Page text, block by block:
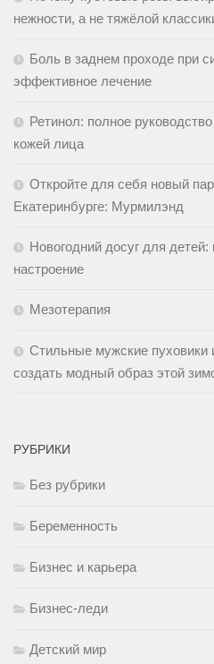
нежности, а не тяжёлой
Боль в заднем проходе при
эффективное лечение
Ретинол: полное
кожей лица
Откройте для себя новый
Екатеринбурге: Мурмилэнд
Новогодний досуг для детей:
настроение
Мезотерапия
Стильные мужские пуховики
создать модный образ этой
РУБРИКИ
Без рубрики
Беременность
Бизнес и карьера
Бизнес-леди
Детский мир